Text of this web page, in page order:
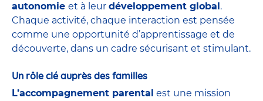
autonomie et à leur développement global .
Chaque activité, chaque interaction est pensée
comme une opportunité d’apprentissage et de
découverte, dans un cadre sécurisant et stimulant.
Un rôle clé auprès des familles
L’accompagnement parental est une mission